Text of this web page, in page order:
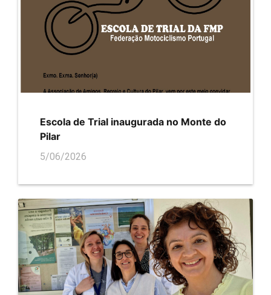
Escola de Trial inaugurada no Monte do
Pilar
5/06/2026